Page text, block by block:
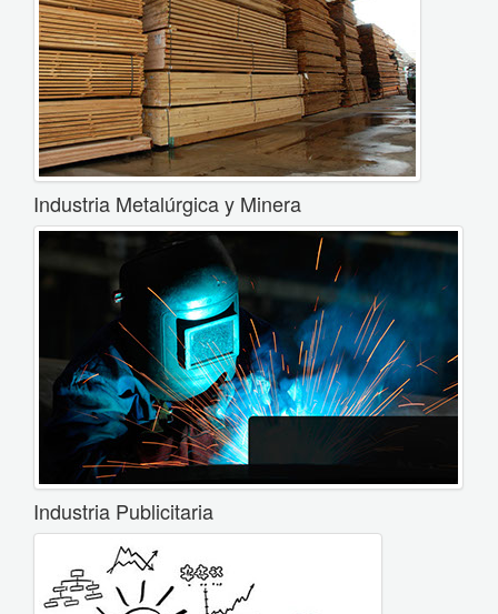
Industria Metalúrgica y Minera
Industria Publicitaria